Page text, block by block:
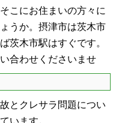
こにお住まいの方々に
うか。摂津市は茨木市
茨木市駅はすぐです。
合わせくださいませ
とクレサラ問題につい
います。